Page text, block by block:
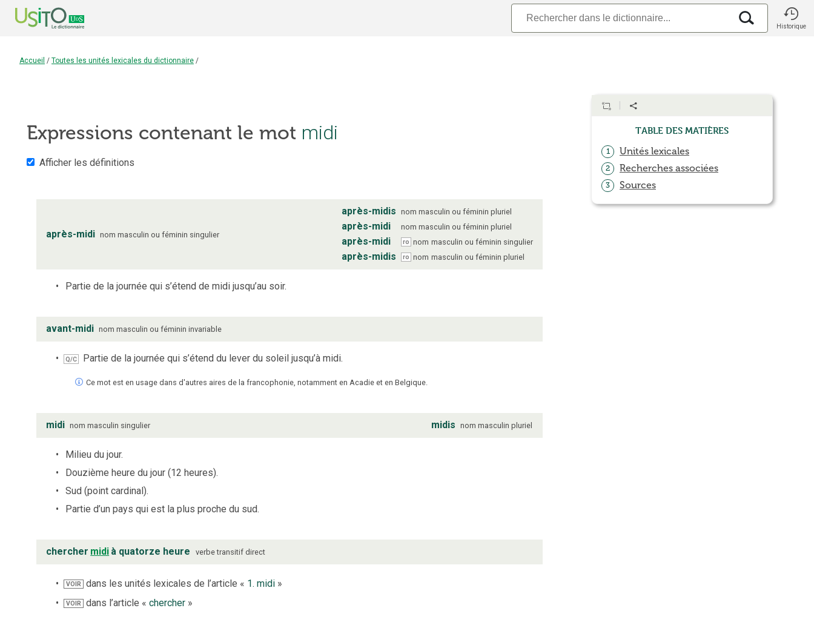
Historique
Accueil / Toutes les unités lexicales du dictionnaire /
Expressions contenant le mot midi
Afficher les définitions
après-midi nom masculin ou féminin singulier
après-midis nom masculin ou féminin pluriel
après-midi nom masculin ou féminin pluriel
après-midi ro nom masculin ou féminin singulier
après-midis ro nom masculin ou féminin pluriel
Partie de la journée qui s’étend de midi jusqu’au soir.
avant-midi nom masculin ou féminin invariable
Q/C Partie de la journée qui s’étend du lever du soleil jusqu’à midi.
Ce mot est en usage dans d'autres aires de la francophonie, notamment en Acadie et en Belgique.
midi nom masculin singulier midis nom masculin pluriel
Milieu du jour.
Douzième heure du jour (12 heures).
Sud (point cardinal).
Partie d’un pays qui est la plus proche du sud.
chercher midi à quatorze heure verbe transitif direct
VOIR dans les unités lexicales de l’article « 1. midi »
VOIR dans l’article «chercher »
Table des matières
1 Unités lexicales
2 Recherches associées
3 Sources